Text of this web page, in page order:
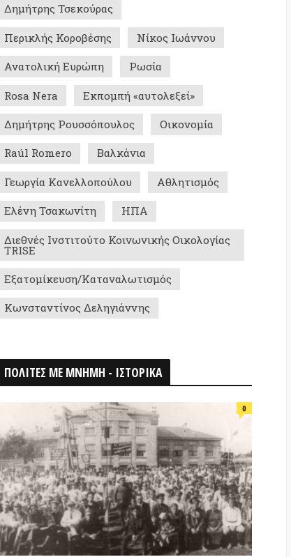
Αθλητισμός
ΗΠΑ
Κοινωνικής Οικολογίας
Καταναλωτισμός
Δεληγιάννης
ΜΝΗΜΗ - ΙΣΤΟΡΙΚΑ
(1922-1926): ένα πείραμα
αλληλεγγύης που κατεστάλει
ΑΠΡΙΛΊΟΥ 2026
ιστορικά μνημεία είναι κοινά
(Βίντεο εκδήλωσης) –